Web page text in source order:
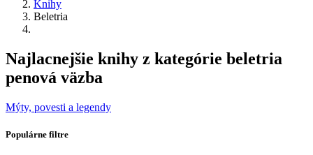
Knihy
Beletria
Najlacnejšie knihy z kategórie beletria
penová väzba
Mýty, povesti a legendy
Populárne filtre